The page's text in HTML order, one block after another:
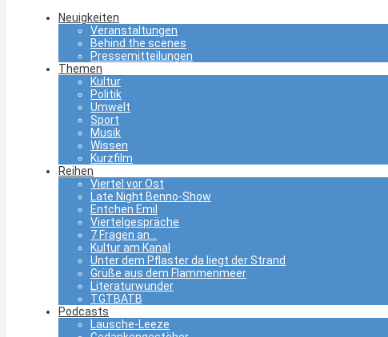
Neuigkeiten
Veranstaltungen
Behind the scenes
Pressemitteilungen
Themen
Kultur
Politik
Umwelt
Sport
Musik
Wissen
Kurzfilm
Reihen
Viertel vor Ost
Late Night Benno-Show
Entchen Emil
Viertelgespräche
7 Fragen an…
Kultur am Kanal
Unter dem Pflaster da liegt der Strand
Grüße aus dem Flammenmeer
Literaturwunder
TGTBATB
Podcasts
Lausche-Leeze